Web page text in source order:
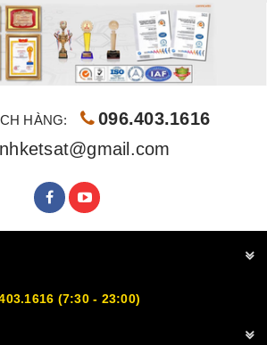
HÀNG:
096.403.1616
(7:30 - 23:00)